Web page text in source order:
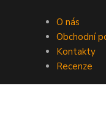
O nás
Obchodní
Kontakty
Recenze